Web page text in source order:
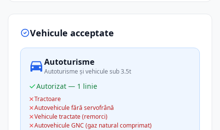
Vehicule acceptate
Autoturisme
Autoturisme și vehicule sub 3.5t
Autorizat — 1 linie
Tractoare
Autovehicule fără servofrână
Vehicule tractate (remorci)
Autovehicule GNC (gaz natural comprimat)